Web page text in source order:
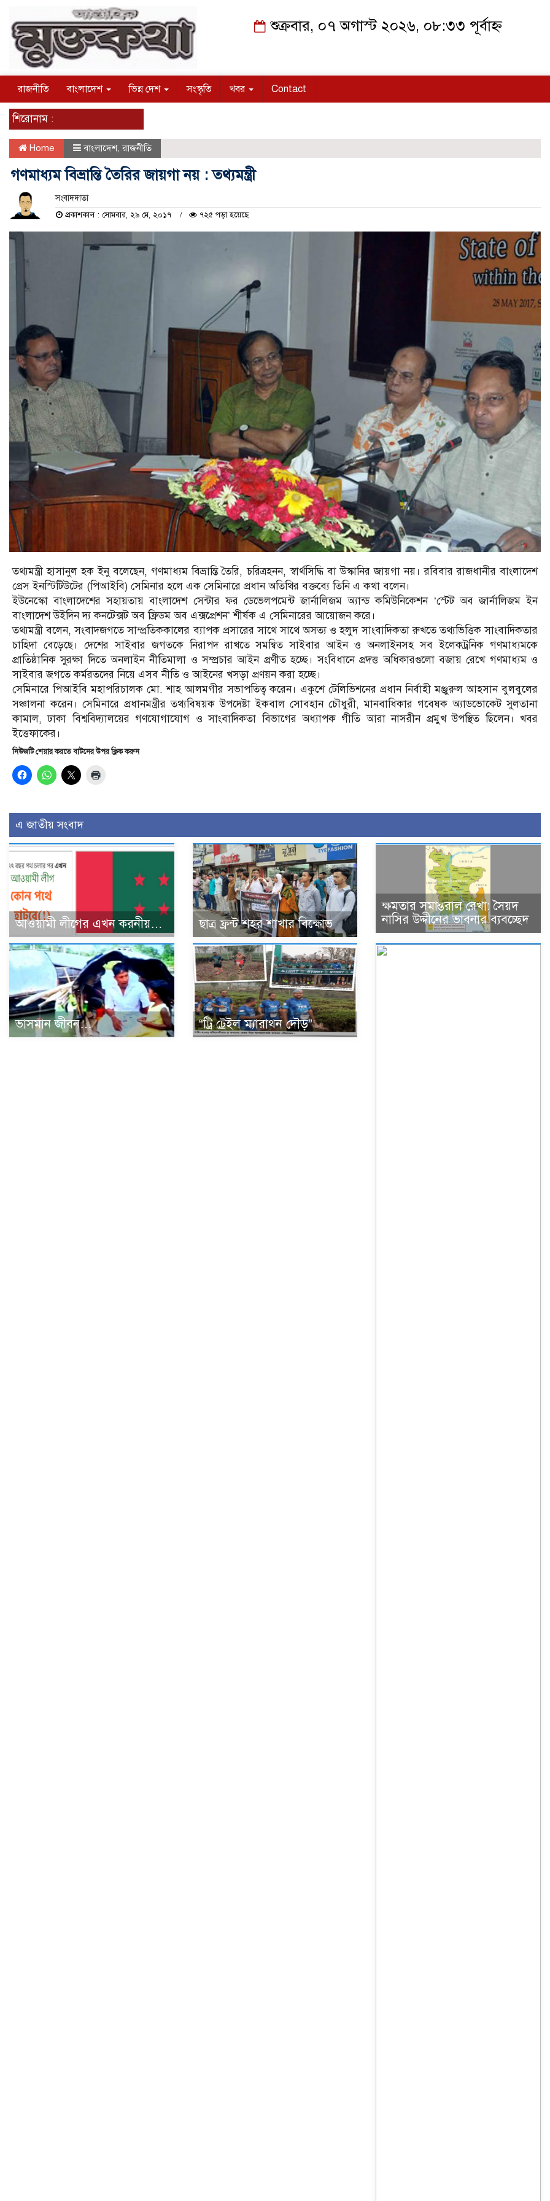
শুক্রবার, ০৭ অগাস্ট ২০২৬, ০৮:৩৩ পূর্বাহ্ন
রাজনীতি বাংলাদেশ ভিন্ন দেশ সংস্কৃতি খবর Contact
শিরোনাম :
Home বাংলাদেশ, রাজনীতি
গণমাধ্যম বিভ্রান্তি তৈরির জায়গা নয় : তথ্যমন্ত্রী
সংবাদদাতা
প্রকাশকাল : সোমবার, ২৯ মে, ২০১৭ ৭২৫ পড়া হয়েছে
তথ্যমন্ত্রী হাসানুল হক ইনু বলেছেন, গণমাধ্যম বিভ্রান্তি তৈরি, চরিত্রহনন, স্বার্থসিদ্ধি বা উস্কানির জায়গা নয়। রবিবার রাজধানীর বাংলাদেশ
প্রেস ইনস্টিটিউটের (পিআইবি) সেমিনার হলে এক সেমিনারে প্রধান অতিথির বক্তব্যে তিনি এ কথা বলেন।
ইউনেস্কো বাংলাদেশের সহায়তায় বাংলাদেশ সেন্টার ফর ডেভেলপমেন্ট জার্নালিজম অ্যান্ড কমিউনিকেশন ‘স্টেট অব জার্নালিজম ইন
বাংলাদেশ উইদিন দ্য কনটেক্সট অব ফ্রিডম অব এক্সপ্রেশন’ শীর্ষক এ সেমিনারের আয়োজন করে।
তথ্যমন্ত্রী বলেন, সংবাদজগতে সাম্প্রতিককালের ব্যাপক প্রসারের সাথে সাথে অসত্য ও হলুদ সাংবাদিকতা রুখতে তথ্যভিত্তিক সাংবাদিকতার
চাহিদা বেড়েছে। দেশের সাইবার জগতকে নিরাপদ রাখতে সমন্বিত সাইবার আইন ও অনলাইনসহ সব ইলেকট্রনিক গণমাধ্যমকে
প্রাতিষ্ঠানিক সুরক্ষা দিতে অনলাইন নীতিমালা ও সম্প্রচার আইন প্রণীত হচ্ছে। সংবিধানে প্রদত্ত অধিকারগুলো বজায় রেখে গণমাধ্যম ও
সাইবার জগতে কর্মরতদের নিয়ে এসব নীতি ও আইনের খসড়া প্রণয়ন করা হচ্ছে।
সেমিনারে পিআইবি মহাপরিচালক মো. শাহ আলমগীর সভাপতিত্ব করেন। একুশে টেলিভিশনের প্রধান নির্বাহী মঞ্জুরুল আহসান বুলবুলের
সঞ্চালনা করেন। সেমিনারে প্রধানমন্ত্রীর তথ্যবিষয়ক উপদেষ্টা ইকবাল সোবহান চৌধুরী, মানবাধিকার গবেষক অ্যাডভোকেট সুলতানা
কামাল, ঢাকা বিশ্ববিদ্যালয়ের গণযোগাযোগ ও সাংবাদিকতা বিভাগের অধ্যাপক গীতি আরা নাসরীন প্রমুখ উপস্থিত ছিলেন। খবর
ইত্তেফাকের।
নিউজটি শেয়ার করতে বাটনের উপর ক্লিক করুন
এ জাতীয় সংবাদ
আওয়ামী লীগের এখন করনীয়… ছাত্র ফ্রন্ট শহর শাখার বিক্ষোভ
ক্ষমতার সমান্তরাল রেখা: সৈয়দ
নাসির উদ্দীনের ভাবনার ব্যবচ্ছেদ
ভাসমান জীবন… “ট্রি ট্রেইল ম্যারাথন দৌড়”